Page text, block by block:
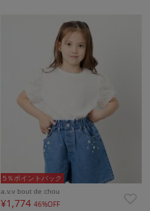
5％ポイントバック
a.v.v bout de chou
¥1,77446%OFF